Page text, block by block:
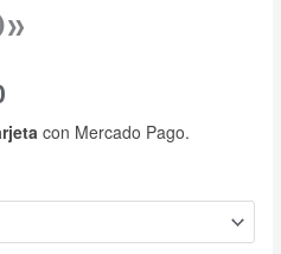
de con Mercado Pago.